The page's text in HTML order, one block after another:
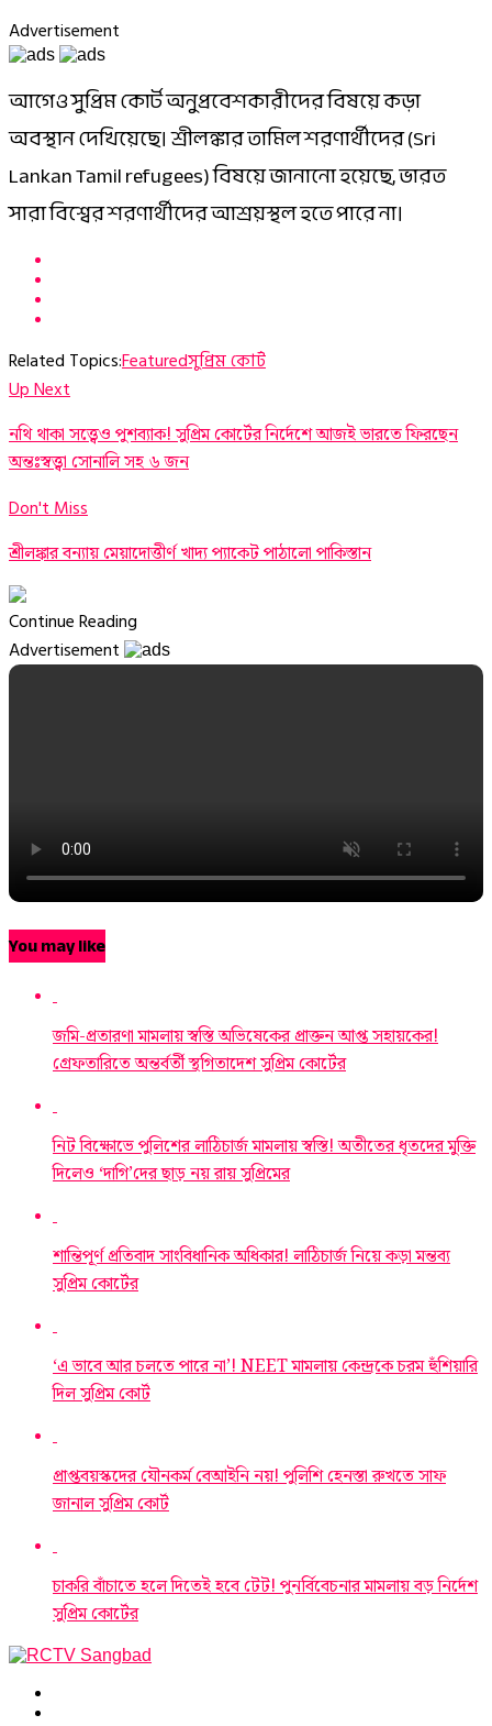
Advertisement
আগেও সুপ্রিম কোর্ট অনুপ্রবেশকারীদের বিষয়ে কড়া
অবস্থান দেখিয়েছে। শ্রীলঙ্কার তামিল শরণার্থীদের (Sri
Lankan Tamil refugees) বিষয়ে জানানো হয়েছে, ভারত
সারা বিশ্বের শরণার্থীদের আশ্রয়স্থল হতে পারে না।
Related Topics:Featuredসুপ্রিম কোর্ট
Up Next
নথি থাকা সত্ত্বেও পুশব্যাক! সুপ্রিম কোর্টের নির্দেশে আজই ভারতে ফিরছেন
অন্তঃস্বত্ত্বা সোনালি সহ ৬ জন
Don't Miss
শ্রীলঙ্কার বন্যায় মেয়াদোত্তীর্ণ খাদ্য প্যাকেট পাঠালো পাকিস্তান
Continue Reading
Advertisement
You may like
জমি-প্রতারণা মামলায় স্বস্তি অভিষেকের প্রাক্তন আপ্ত সহায়কের!
গ্রেফতারিতে অন্তর্বর্তী স্থগিতাদেশ সুপ্রিম কোর্টের
নিট বিক্ষোভে পুলিশের লাঠিচার্জ মামলায় স্বস্তি! অতীতের ধৃতদের মুক্তি
দিলেও ‘দাগি’দের ছাড় নয় রায় সুপ্রিমের
শান্তিপূর্ণ প্রতিবাদ সাংবিধানিক অধিকার! লাঠিচার্জ নিয়ে কড়া মন্তব্য
সুপ্রিম কোর্টের
‘এ ভাবে আর চলতে পারে না’! NEET মামলায় কেন্দ্রকে চরম হুঁশিয়ারি
দিল সুপ্রিম কোর্ট
প্রাপ্তবয়স্কদের যৌনকর্ম বেআইনি নয়! পুলিশি হেনস্তা রুখতে সাফ
জানাল সুপ্রিম কোর্ট
চাকরি বাঁচাতে হলে দিতেই হবে টেট! পুনর্বিবেচনার মামলায় বড় নির্দেশ
সুপ্রিম কোর্টের